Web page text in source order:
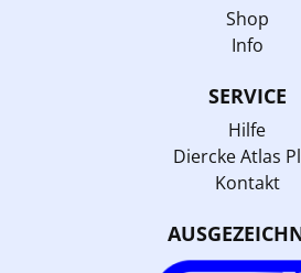
Shop
Info
SERVICE
Hilfe
Diercke Atlas
Kontakt